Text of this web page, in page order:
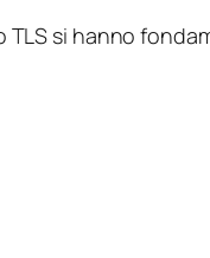
si hanno